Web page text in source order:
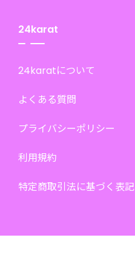
24karat
24karatについて
よくある質問
プライバシーポリシー
利用規約
特定商取引法に基づく表記